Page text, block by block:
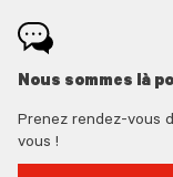
Nous sommes là
Prenez rendez-vous
vous !